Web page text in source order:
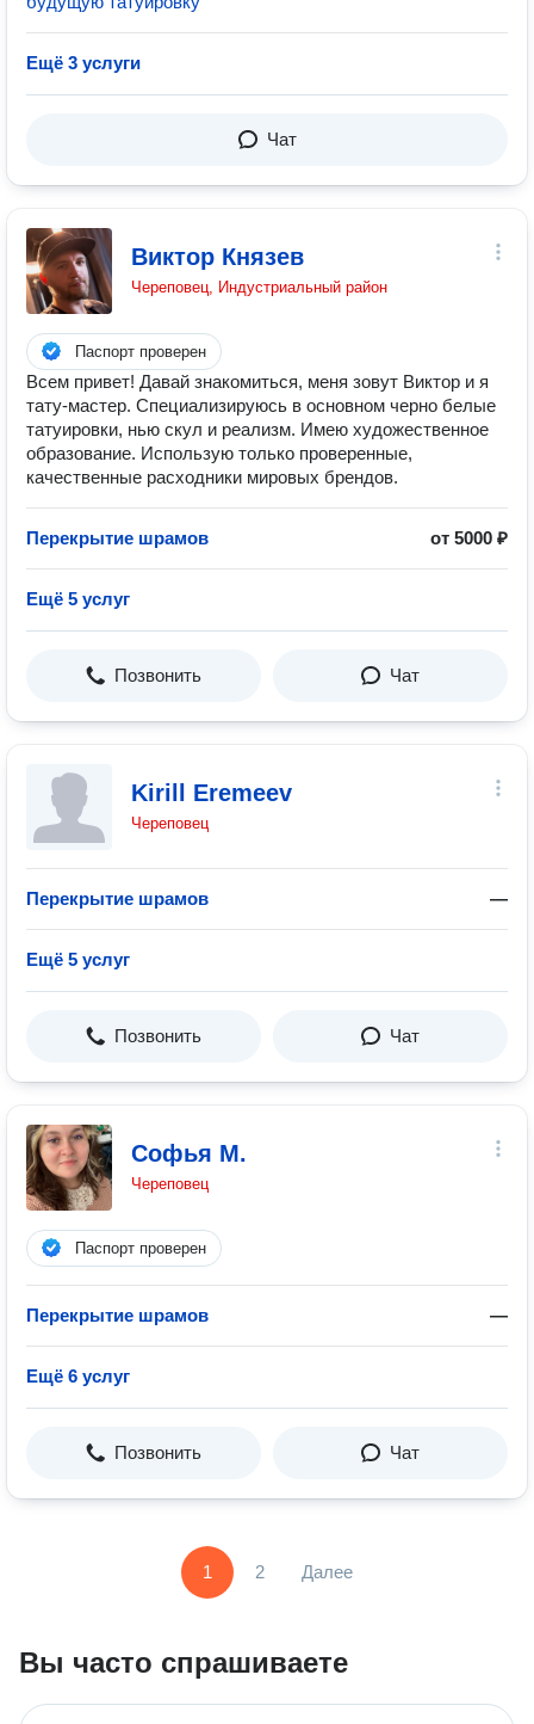
Ещё 3 услуги
Чат
Виктор Князев
Череповец, Индустриальный район
Паспорт проверен
Всем привет! Давай знакомиться, меня зовут Виктор и я
тату-мастер. Специализируюсь в основном черно белые
татуировки, нью скул и реализм. Имею художественное
образование. Использую только проверенные,
качественные расходники мировых брендов.
Перекрытие шрамов от 5000 ₽
Ещё 5 услуг
Позвонить Чат
Kirill Eremeev
Череповец
Перекрытие шрамов —
Ещё 5 услуг
Позвонить Чат
Софья М.
Череповец
Паспорт проверен
Перекрытие шрамов —
Ещё 6 услуг
Позвонить Чат
1 2 Далее
Вы часто спрашиваете